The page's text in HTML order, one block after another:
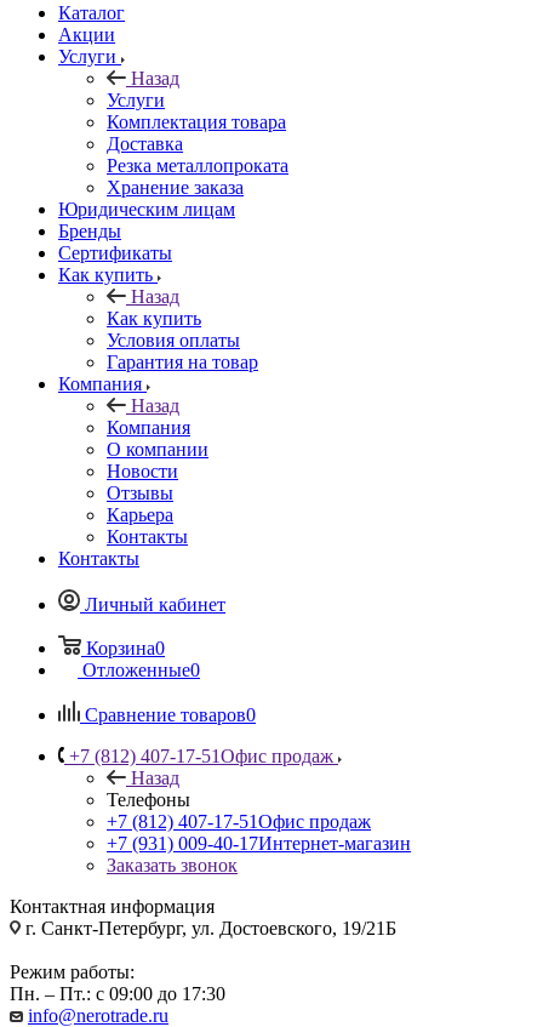
Каталог
Акции
Услуги
Назад
Услуги
Комплектация товара
Доставка
Резка металлопроката
Хранение заказа
Юридическим лицам
Бренды
Сертификаты
Как купить
Назад
Как купить
Условия оплаты
Гарантия на товар
Компания
Назад
Компания
О компании
Новости
Отзывы
Карьера
Контакты
Контакты
Личный кабинет
Корзина0
Отложенные0
Сравнение товаров0
+7 (812) 407-17-51Офис продаж
Назад
Телефоны
+7 (812) 407-17-51Офис продаж
+7 (931) 009-40-17Интернет-магазин
Заказать звонок
Контактная информация
г. Санкт-Петербург, ул. Достоевского, 19/21Б
Режим работы:
Пн. – Пт.: с 09:00 до 17:30
info@nerotrade.ru